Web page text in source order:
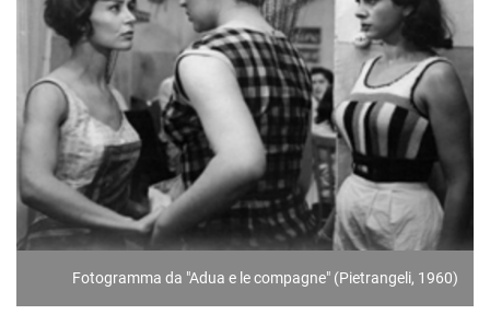
Fotogramma da "Adua e le compagne" (Pietrangeli, 1960)